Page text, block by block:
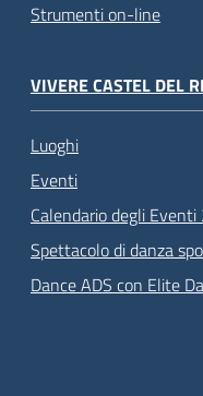
Strumenti on-line
VIVERE CASTEL DEL
Luoghi
Eventi
Calendario degli
Spettacolo di danza
Dance ADS con Elite